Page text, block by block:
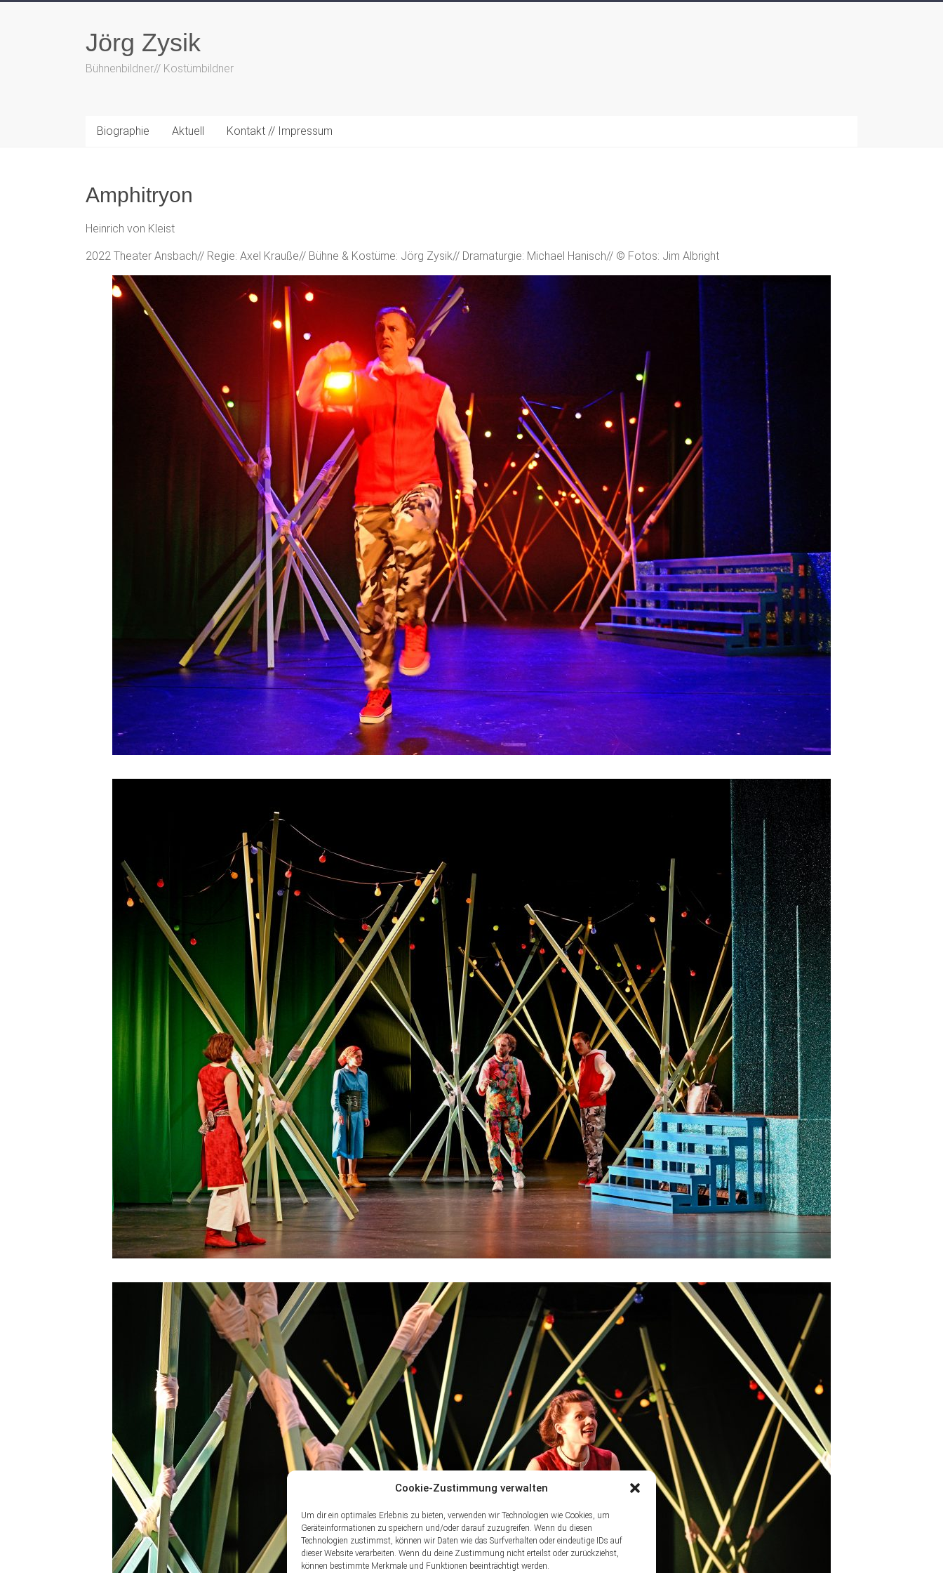
Cookie-Zustimmung verwalten
Um dir ein optimales Erlebnis zu bieten, verwenden wir Technologien wie Cookies, um
Geräteinformationen zu speichern und/oder darauf zuzugreifen. Wenn du diesen
Technologien zustimmst, können wir Daten wie das Surfverhalten oder eindeutige IDs auf
dieser Website verarbeiten. Wenn du deine Zustimmung nicht erteilst oder zurückziehst,
können bestimmte Merkmale und Funktionen beeinträchtigt werden.
Jörg Zysik
Bühnenbildner// Kostümbildner
Biographie Aktuell Kontakt // Impressum
Amphitryon
Heinrich von Kleist
2022 Theater Ansbach// Regie: Axel Krauße// Bühne & Kostüme: Jörg Zysik// Dramaturgie: Michael Hanisch// © Fotos: Jim Albright